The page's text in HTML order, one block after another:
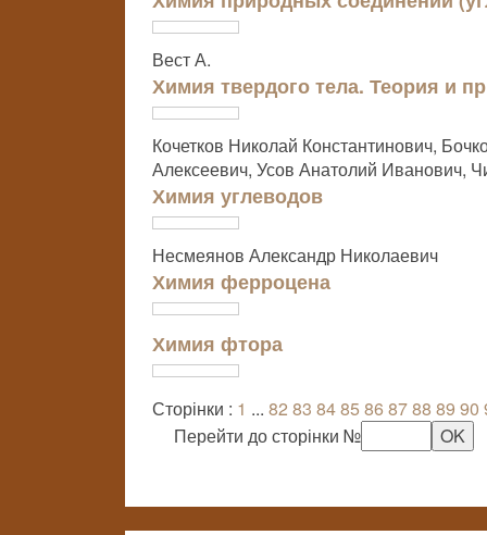
Вест А.
Химия твердого тела. Теория и
Кочетков Николай Константинович,
Алексеевич, Усов Анатолий Иванович,
Химия углеводов
Несмеянов Александр Николаевич
Химия ферроцена
Химия фтора
Сторінки : 1 ... 82 83 8485 86 8788 89 90
Перейти до сторінки №